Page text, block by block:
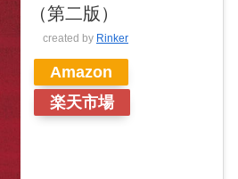
（第二版）
created by Rinker
Amazon
楽天市場